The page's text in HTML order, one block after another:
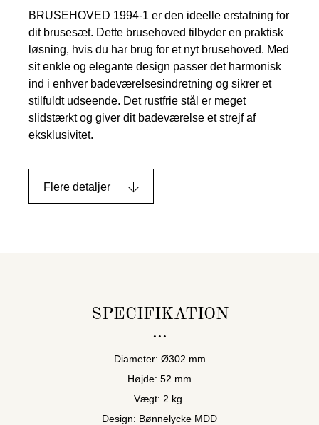
BRUSEHOVED 1994-1 er den ideelle erstatning for
dit brusesæt. Dette brusehoved tilbyder en praktisk
løsning, hvis du har brug for et nyt brusehoved. Med
sit enkle og elegante design passer det harmonisk
ind i enhver badeværelsesindretning og sikrer et
stilfuldt udseende. Det rustfrie stål er meget
slidstærkt og giver dit badeværelse et strejf af
eksklusivitet.
Flere detaljer
SPECIFIKATION
Diameter: Ø302 mm
Højde: 52 mm
Vægt: 2 kg.
Design: Bønnelycke MDD